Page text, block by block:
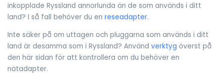
inkopplade Ryssland annorlunda än de som används i ditt
land? I så fall behöver du en reseadapter.
Inte säker på om uttagen och pluggarna som används i ditt
land är desamma som i Ryssland? Använd verktyg överst på
den här sidan för att kontrollera om du behöver en
nätadapter.